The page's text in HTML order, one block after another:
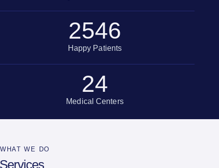
Happy Patients
2546
Medical Centers
24
WHAT WE DO
Services